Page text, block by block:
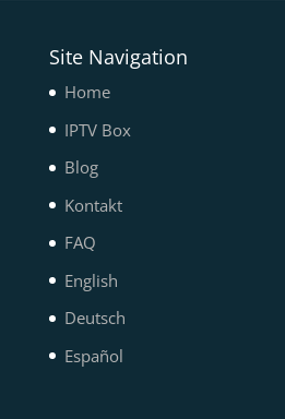
Site Navigation
Home
IPTV Box
Blog
Kontakt
FAQ
English
Deutsch
Español